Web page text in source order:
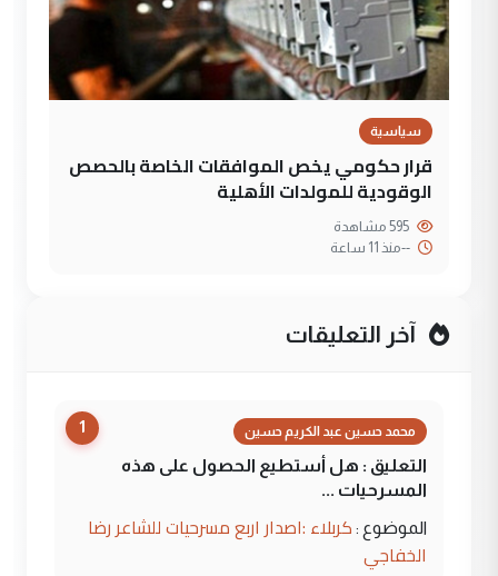
سياسية
قرار حكومي يخص الموافقات الخاصة بالحصص
الوقودية للمولدات الأهلية
--منذ 11 ساعة
آخر التعليقات
1 محمد حسين عبد الكريم حسين
التعليق : هل أستطيع الحصول على هذه
المسرحيات ...
الموضوع : كربلاء :اصدار اربع مسرحيات للشاعر رضا
الخفاجي